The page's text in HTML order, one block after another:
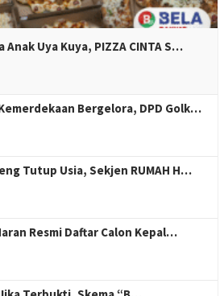
Anak Uya Kuya, PIZZA CINTA S…
Bergelora, DPD Golk…
Tutup Usia, Sekjen RUMAH H…
Resmi Daftar Calon Kepal…